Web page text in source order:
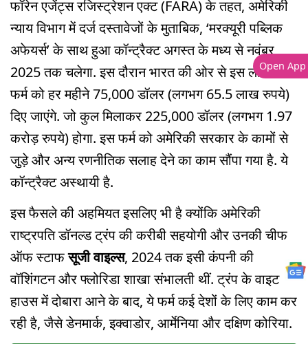
फॉरेन एजेंट्स रजिस्ट्रेशन एक्ट (FARA) के तहत, अमेरिकी
न्याय विभाग में दर्ज दस्तावेजों के मुताबिक, ‘मरक्यूरी पब्लिक
अफेयर्स’ के साथ हुआ कॉन्ट्रैक्ट अगस्त के मध्य से नवंबर
2025 तक चलेगा. इस दौरान भारत की ओर से इस लॉबिंग
फर्म को हर महीने 75,000 डॉलर (लगभग 65.5 लाख रुपये)
दिए जाएंगे. जो कुल मिलाकर 225,000 डॉलर (लगभग 1.97
करोड़ रुपये) होगा. इस फर्म को अमेरिकी सरकार के कामों से
जुड़े और अन्य रणनीतिक सलाह देने का काम सौंपा गया है. ये
कॉन्ट्रैक्ट अस्थायी है.
इस फैसले की अहमियत इसलिए भी है क्योंकि अमेरिकी
राष्ट्रपति डॉनल्ड ट्रंप की करीबी सहयोगी और उनकी चीफ
ऑफ स्टाफसूजी वाइल्स, 2024 तक इसी कंपनी की
वॉशिंगटन और फ्लोरिडा शाखा संभालती थीं. ट्रंप के वाइट
हाउस में दोबारा आने के बाद, ये फर्म कई देशों के लिए काम कर
रही है, जैसे डेनमार्क, इक्वाडोर, आर्मेनिया और दक्षिण कोरिया.
Open App